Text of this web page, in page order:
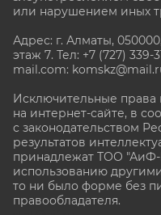
или нарушением иных
Адрес: г. Алматы,
этаж 7. Тел: +7 (727) 339-
mail.com:
Исключительные
на интернет-сайте, в
с законодательством
результатов
принадлежат ТОО "АиФ-
использованию
то ни было форме без
правообладателя.